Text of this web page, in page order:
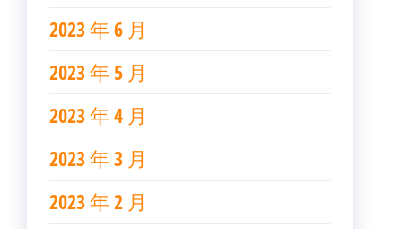
2023 年 6 月
2023 年 5 月
2023 年 4 月
2023 年 3 月
2023 年 2 月